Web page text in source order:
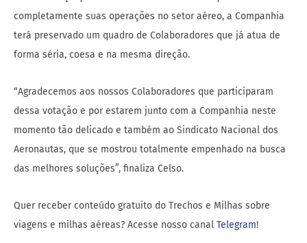
completamente suas operações no setor aéreo, a Companhia
terá preservado um quadro de Colaboradores que já atua de
forma séria, coesa e na mesma direção.
“Agradecemos aos nossos Colaboradores que participaram
dessa votação e por estarem junto com a Companhia neste
momento tão delicado e também ao Sindicato Nacional dos
Aeronautas, que se mostrou totalmente empenhado na busca
das melhores soluções”, finaliza Celso.
Quer receber conteúdo gratuito do Trechos e Milhas sobre
viagens e milhas aéreas? Acesse nosso canal Telegram!